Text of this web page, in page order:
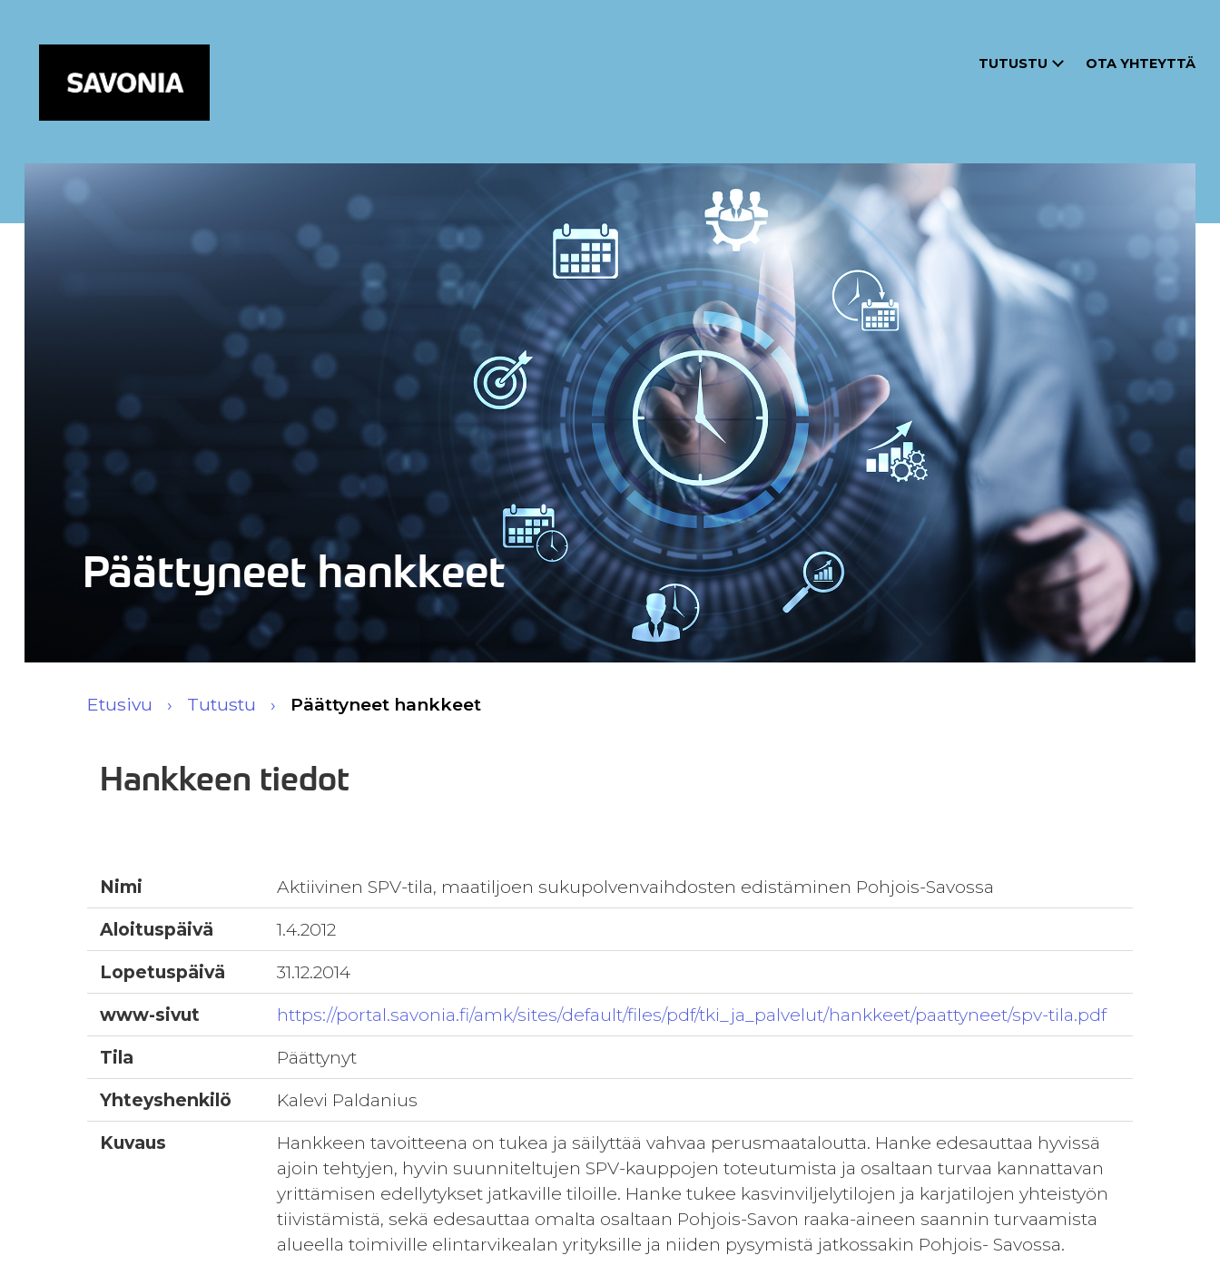
TUTUSTU OTA YHTEYTTÄ
Päättyneet hankkeet
Etusivu Tutustu Päättyneet hankkeet
Hankkeen tiedot
Nimi
Aktiivinen SPV-tila, maatiljoen sukupolvenvaihdosten edistäminen Pohjois-Savossa
Aloituspäivä
1.4.2012
Lopetuspäivä
31.12.2014
www-sivut
https://portal.savonia.fi/amk/sites/default/files/pdf/tki_ja_palvelut/hankkeet/paattyneet/spv-tila.pdf
Tila
Päättynyt
Yhteyshenkilö
Kalevi Paldanius
Kuvaus
Hankkeen tavoitteena on tukea ja säilyttää vahvaa perusmaataloutta. Hanke edesauttaa hyvissä
ajoin tehtyjen, hyvin suunniteltujen SPV-kauppojen toteutumista ja osaltaan turvaa kannattavan
yrittämisen edellytykset jatkaville tiloille. Hanke tukee kasvinviljelytilojen ja karjatilojen yhteistyön
tiivistämistä, sekä edesauttaa omalta osaltaan Pohjois-Savon raaka-aineen saannin turvaamista
alueella toimiville elintarvikealan yrityksille ja niiden pysymistä jatkossakin Pohjois- Savossa.